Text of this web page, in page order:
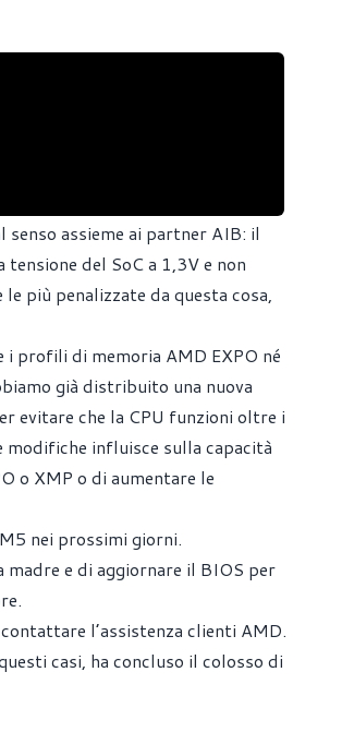
assieme ai partner AIB: il
del SoC a 1,3V e non
più penalizzate da questa cosa,
profili di memoria AMD EXPO né
già distribuito una nuova
evitare che la CPU funzioni oltre i
modifiche influisce sulla capacità
o XMP o di aumentare le
nei prossimi giorni.
e di aggiornare il BIOS per
l’assistenza clienti AMD.
casi, ha concluso il colosso di